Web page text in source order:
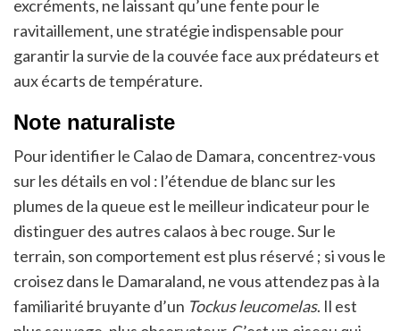
excréments, ne laissant qu’une fente pour le
ravitaillement, une stratégie indispensable pour
garantir la survie de la couvée face aux prédateurs et
aux écarts de température.
Note naturaliste
Pour identifier le Calao de Damara, concentrez-vous
sur les détails en vol : l’étendue de blanc sur les
plumes de la queue est le meilleur indicateur pour le
distinguer des autres calaos à bec rouge. Sur le
terrain, son comportement est plus réservé ; si vous le
croisez dans le Damaraland, ne vous attendez pas à la
familiarité bruyante d’un Tockus leucomelas. Il est